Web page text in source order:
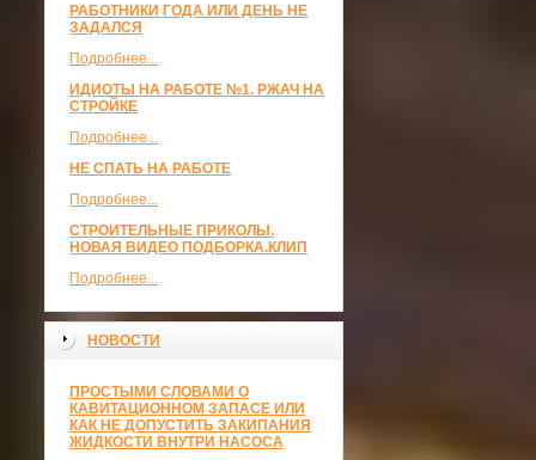
РАБОТНИКИ ГОДА ИЛИ ДЕНЬ НЕ
ЗАДАЛСЯ
Подробнее...
ИДИОТЫ НА РАБОТЕ №1. РЖАЧ НА
СТРОЙКЕ
Подробнее...
НЕ СПАТЬ НА РАБОТЕ
Подробнее...
СТРОИТЕЛЬНЫЕ ПРИКОЛЫ.
НОВАЯ ВИДЕО ПОДБОРКА.КЛИП
Подробнее...
НОВОСТИ
ПРОСТЫМИ СЛОВАМИ О
КАВИТАЦИОННОМ ЗАПАСЕ ИЛИ
КАК НЕ ДОПУСТИТЬ ЗАКИПАНИЯ
ЖИДКОСТИ ВНУТРИ НАСОСА